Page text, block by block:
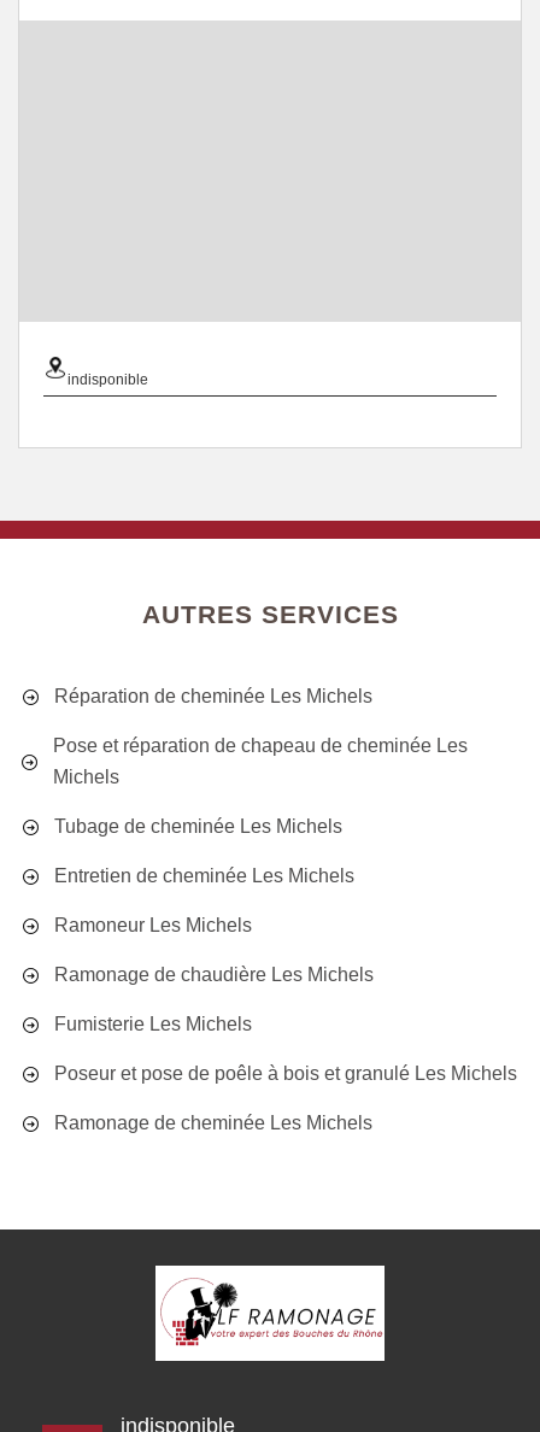
indisponible
AUTRES SERVICES
Réparation de cheminée Les Michels
Pose et réparation de chapeau de cheminée Les
Michels
Tubage de cheminée Les Michels
Entretien de cheminée Les Michels
Ramoneur Les Michels
Ramonage de chaudière Les Michels
Fumisterie Les Michels
Poseur et pose de poêle à bois et granulé Les Michels
Ramonage de cheminée Les Michels
indisponible